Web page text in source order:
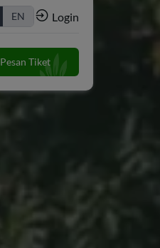
EN Login
Pesan Tiket